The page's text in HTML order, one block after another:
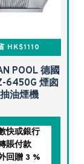
HK$1110
POOL 德國
6450G 煙囪
油煙機
快或銀行
賬付款
回贈 3 %